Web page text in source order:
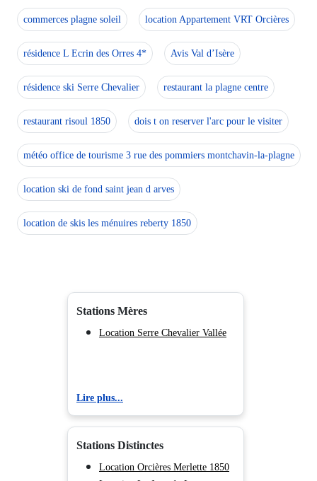
commerces plagne soleil location Appartement VRT Orcières
résidence L Ecrin des Orres 4* Avis Val d’Isère
résidence ski Serre Chevalier restaurant la plagne centre
restaurant risoul 1850 dois t on reserver l'arc pour le visiter
météo office de tourisme 3 rue des pommiers montchavin-la-plagne
location ski de fond saint jean d arves
location de skis les ménuires reberty 1850
Stations Mères
Location Serre Chevalier Vallée
Lire plus...
Stations Distinctes
Location Orcières Merlette 1850